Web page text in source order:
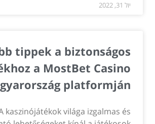
יול 31, 2022
tippek a biztonságos
a MostBet Casino
platformján
kaszinójátékok világa izgalmas és